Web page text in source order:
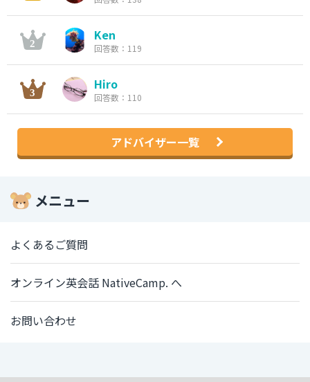
Ken
回答数：119
Hiro
回答数：110
アドバイザー一覧
メニュー
よくあるご質問
オンライン英会話 NativeCamp. へ
お問い合わせ